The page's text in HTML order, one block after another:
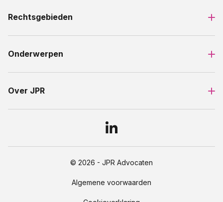
Rechtsgebieden
Onderwerpen
Over JPR
© 2026 - JPR Advocaten
Algemene voorwaarden